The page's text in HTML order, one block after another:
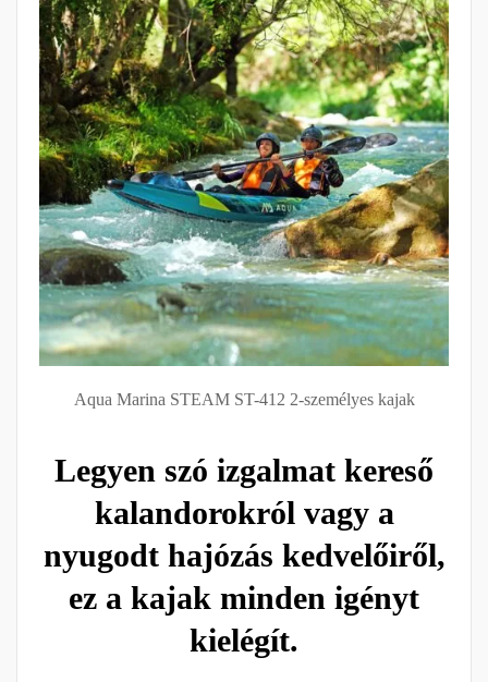
Aqua Marina STEAM ST-412 2-személyes kajak
Legyen szó izgalmat kereső
kalandorokról vagy a
nyugodt hajózás kedvelőiről,
ez a kajak minden igényt
kielégít.